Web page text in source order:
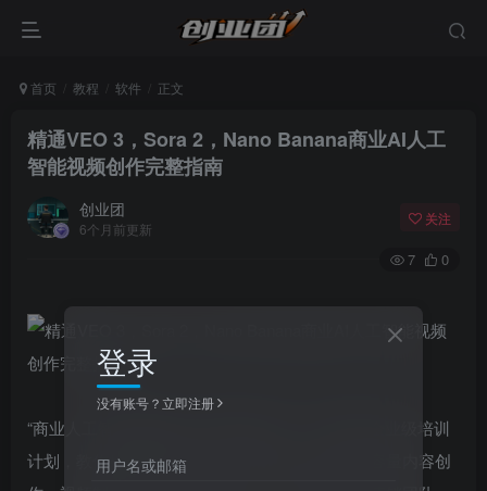
首页 教程 软件 正文
精通VEO 3，Sora 2，Nano Banana商业AI人工
智能视频创作完整指南
创业团
6个月前更新
关注
7 0
“商业人工智能视频创作:完整指南”是一个实用的企业级培训
计划，教你如何利用生成式人工智能工具进行大容量内容创
登录
没有账号？立即注册
用户名或邮箱